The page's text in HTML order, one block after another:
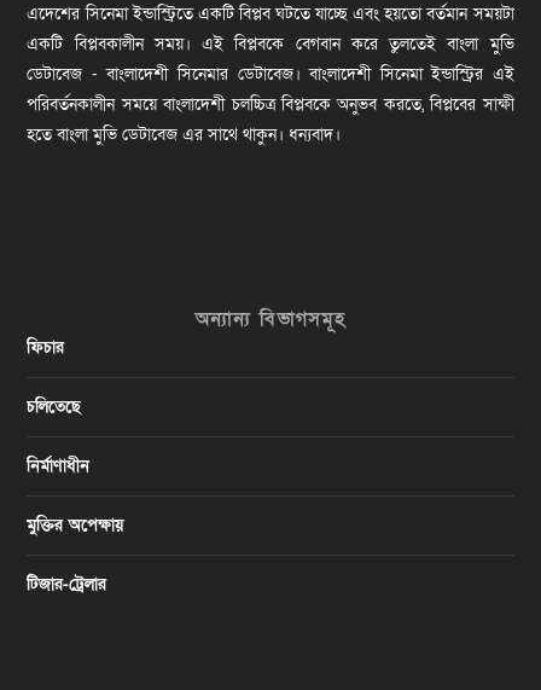
এদেশের সিনেমা ইন্ডাস্ট্রিতে একটি বিপ্লব ঘটতে যাচ্ছে এবং হয়তো বর্তমান সময়টা
একটি বিপ্লবকালীন সময়। এই বিপ্লবকে বেগবান করে তুলতেই বাংলা মুভি
ডেটাবেজ - বাংলাদেশী সিনেমার ডেটাবেজ। বাংলাদেশী সিনেমা ইন্ডাস্ট্রির এই
পরিবর্তনকালীন সময়ে বাংলাদেশী চলচ্চিত্র বিপ্লবকে অনুভব করতে, বিপ্লবের সাক্ষী
হতে বাংলা মুভি ডেটাবেজ এর সাথে থাকুন। ধন্যবাদ।
অন্যান্য বিভাগসমূহ
ফিচার
চলিতেছে
নির্মাণাধীন
মুক্তির অপেক্ষায়
টিজার-ট্রেলার